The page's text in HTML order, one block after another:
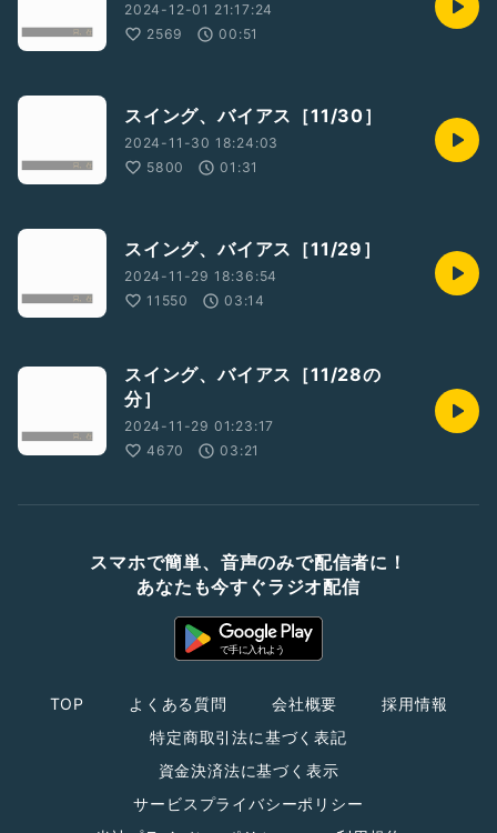
2024-12-01 21:17:24
2569
00:51
スイング、バイアス［11/30］
2024-11-30 18:24:03
5800
01:31
スイング、バイアス［11/29］
2024-11-29 18:36:54
11550
03:14
スイング、バイアス［11/28の
分］
2024-11-29 01:23:17
4670
03:21
スマホで簡単、音声のみで配信者に！
あなたも今すぐラジオ配信
TOP よくある質問 会社概要
採用情報
特定商取引法に基づく表記
資金決済法に基づく表示
サービスプライバシーポリシー